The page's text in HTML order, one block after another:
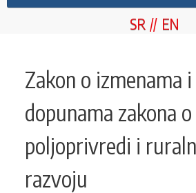
PROJEKTI
DOKUMENTA
KONTAKT
SR EN
Zakon o izmenama i
dopunama zakona o
poljoprivredi i
razvoju